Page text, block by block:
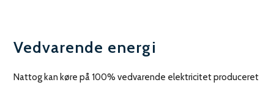
Vedvarende energi
Nattog kan køre på 100% vedvarende elektricitet produceret